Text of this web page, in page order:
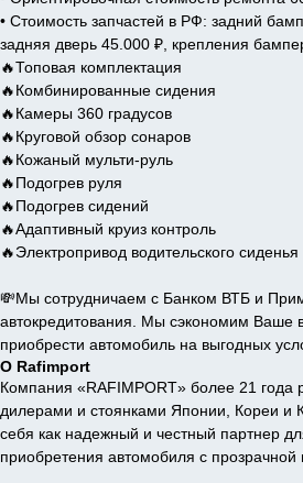
• Стоимость запчастей в РФ: задний
задняя дверь 45.000 ₽, крепления
🔥Топовая комплектация
🔥Комбинированные сидения
🔥Камеры 360 градусов
🔥Круговой обзор сонаров
🔥Кожаный мульти-руль
🔥Подогрев руля
🔥Подогрев сидений
🔥Адаптивный круиз контроль
🔥Электропривод водительского сиденья
💸Мы сотрудничаем с Банком ВТБ и
автокредитования. Мы сэкономим Ваше
приобрести автомобиль на выгодных
О Rafimport
Компания «RAFIMPORT» более 21 года
дилерами и стоянками Японии, Кореи и
себя как надежный и честный партнер
приобретения автомобиля с прозрачной